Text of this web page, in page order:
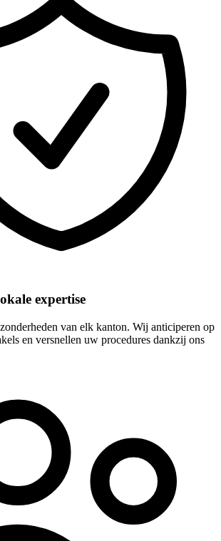
expertise
van elk kanton. Wij anticiperen op
en versnellen uw procedures dankzij ons